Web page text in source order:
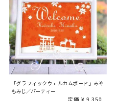
「グラフィックウェルカムボード」みや
もみじ／パーティー
定価 ¥ 9,350